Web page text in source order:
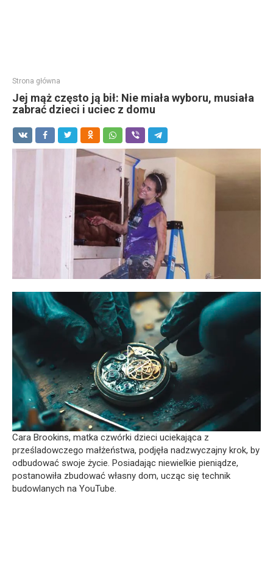
Strona główna
Jej mąż często ją bił: Nie miała wyboru, musiała
zabrać dzieci i uciec z domu
Cara Brookins, matka czwórki dzieci uciekająca z
prześladowczego małżeństwa, podjęła nadzwyczajny krok, by
odbudować swoje życie. Posiadając niewielkie pieniądze,
postanowiła zbudować własny dom, ucząc się technik
budowlanych na YouTube.